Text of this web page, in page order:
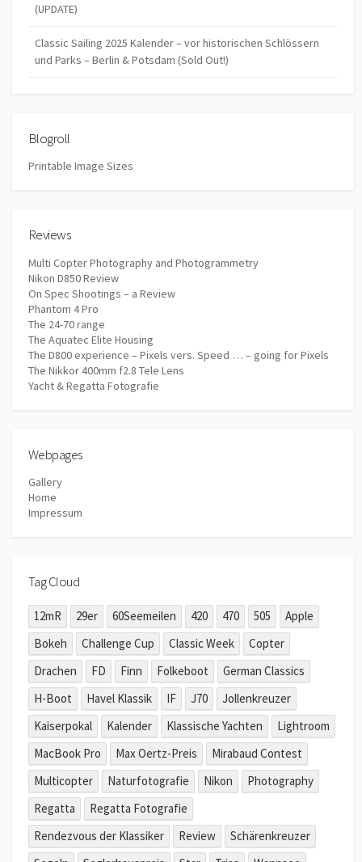
(UPDATE)
Classic Sailing 2025 Kalender – vor historischen Schlössern
und Parks – Berlin & Potsdam (Sold Out!)
Blogroll
Printable Image Sizes
Reviews
Multi Copter Photography and Photogrammetry
Nikon D850 Review
On Spec Shootings – a Review
Phantom 4 Pro
The 24-70 range
The Aquatec Elite Housing
The D800 experience – Pixels vers. Speed … – going for Pixels
The Nikkor 400mm f2.8 Tele Lens
Yacht & Regatta Fotografie
Webpages
Gallery
Home
Impressum
Tag Cloud
12mR 29er 60Seemeilen 420 470 505
Apple
Bokeh
Challenge Cup Classic Week
Copter
Drachen
FD Finn Folkeboot
German Classics
H-Boot
Havel Klassik IF J70
Jollenkreuzer
Kaiserpokal
Kalender Klassische Yachten
Lightroom
MacBook Pro
Max Oertz-Preis
Mirabaud Contest
Multicopter
Naturfotografie Nikon
Photography
Regatta
Regatta Fotografie
Rendezvous der Klassiker
Review
Schärenkreuzer